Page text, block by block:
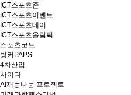
ICT스포츠존
ICT스포츠이벤트
ICT스포츠데이
ICT스포츠올림픽
스포츠코트
벙커PAPS
4차산업
사이다
AI재능나눔 프로젝트